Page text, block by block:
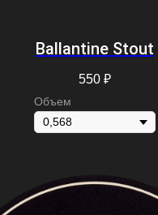
Ballantine Stout
550 ₽
Объем